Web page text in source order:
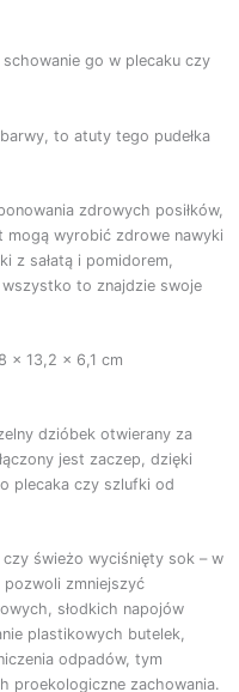
go w plecaku czy
to atuty tego pudełka
zdrowych posiłków,
mogą wyrobić zdrowe nawyki
z sałatą i pomidorem,
wszystko to znajdzie swoje
x 13,2 x 6,1 cm
dzióbek otwierany za
jest zaczep, dzięki
plecaka czy szlufki od
świeżo wyciśnięty sok – w
zmniejszyć
słodkich napojów
plastikowych butelek,
odpadów, tym
proekologiczne zachowania.